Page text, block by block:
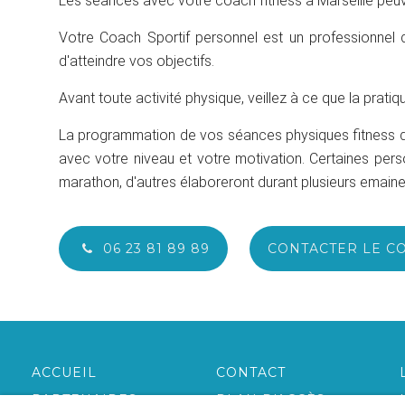
Votre Coach Sportif personnel est un
d'atteindre vos objectifs.
Avant toute activité physique, veillez à ce que la
La programmation de vos séances physiques
avec votre niveau et votre motivation. Certaines
marathon, d'autres élaboreront durant plusieurs
06 23 81 89 89 CONTACTER LE
ACCUEIL CONTACT
PARTENAIRES
PLAN D'ACCÈS